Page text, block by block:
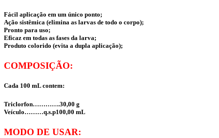
Fácil aplicação em um único ponto;
Ação sistêmica (elimina as larvas de todo o corpo);
Pronto para uso;
Eficaz em todas as fases da larva;
Produto colorido (evita a dupla aplicação);
COMPOSIÇÃO:
Cada 100 mL contem:
Triclorfon………….30,00 g
Veículo………q.s.p100,00 mL
MODO DE USAR: